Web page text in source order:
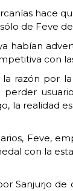
hace
de Feve
habían
con
razón por
perder
la realidad
Feve,
con la
Sanjurjo de